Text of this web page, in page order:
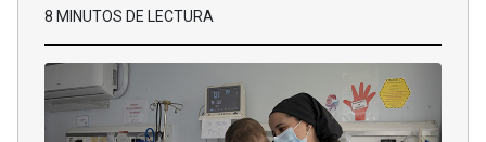
8 MINUTOS DE LECTURA